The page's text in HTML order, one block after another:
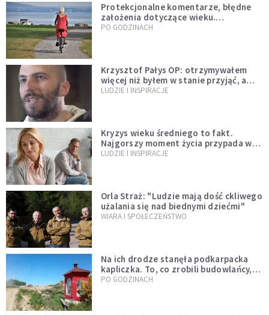
Protekcjonalne komentarze, błędne
założenia dotyczące wieku.
Stereotypy ranią, kłamią i rozrywają
PO GODZINACH
Krzysztof Pałys OP: otrzymywałem
więcej niż byłem w stanie przyjąć, a
Bóg stawał się bardziej realny niż
LUDZIE I INSPIRACJE
Kryzys wieku średniego to fakt.
Najgorszy moment życia przypada w
konkretnym czasie
LUDZIE I INSPIRACJE
Orla Straż: "Ludzie mają dość ckliwego
użalania się nad biednymi dziećmi"
WIARA I SPOŁECZEŃSTWO
Na ich drodze stanęła podkarpacka
kapliczka. To, co zrobili budowlańcy,
wzrusza i daje nadzieję [GALERIA]
PO GODZINACH